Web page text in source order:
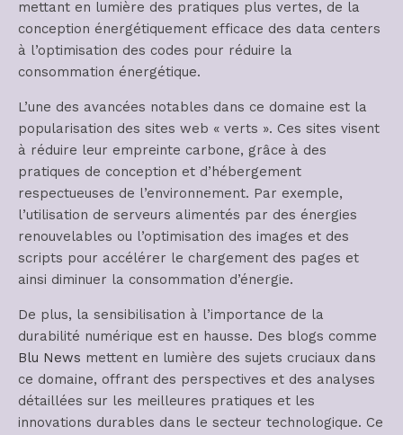
mettant en lumière des pratiques plus vertes, de la
conception énergétiquement efficace des data centers
à l’optimisation des codes pour réduire la
consommation énergétique.
L’une des avancées notables dans ce domaine est la
popularisation des sites web « verts ». Ces sites visent
à réduire leur empreinte carbone, grâce à des
pratiques de conception et d’hébergement
respectueuses de l’environnement. Par exemple,
l’utilisation de serveurs alimentés par des énergies
renouvelables ou l’optimisation des images et des
scripts pour accélérer le chargement des pages et
ainsi diminuer la consommation d’énergie.
De plus, la sensibilisation à l’importance de la
durabilité numérique est en hausse. Des blogs comme
Blu News mettent en lumière des sujets cruciaux dans
ce domaine, offrant des perspectives et des analyses
détaillées sur les meilleures pratiques et les
innovations durables dans le secteur technologique. Ce